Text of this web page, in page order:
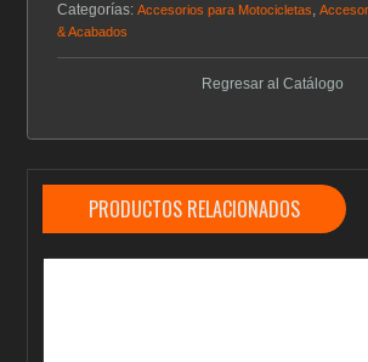
Categorías:Accesorios para Motocicletas,
& Acabados
Regresar al Catálogo
PRODUCTOS RELACIONADOS